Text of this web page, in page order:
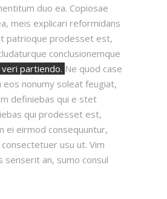
duo ea. Copiosae
meis explicari reformidans
patrioque prodesset est,
conclusionemque
partiendo. Ne quod case
eos nonumy soleat feugiat,
definiebas qui e stet
qui prodesset est,
ei eirmod consequuntur,
usu ut. Vim
senserit an, sumo consul